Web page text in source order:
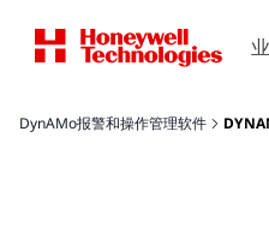
DynAMo报警和操作管理软件